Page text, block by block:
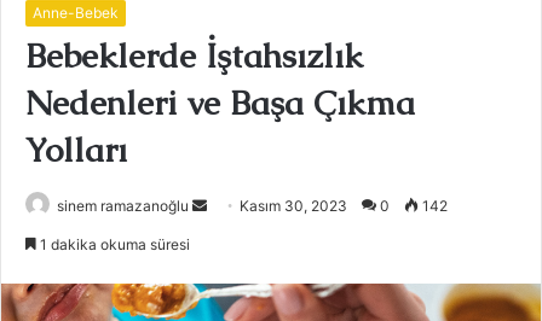
Anne-Bebek
Bebeklerde İştahsızlık
Nedenleri ve Başa Çıkma
Yolları
sinem ramazanoğlu
Bir
göndermek
Kasım 30, 2023 0 142
1 dakika okuma süresi